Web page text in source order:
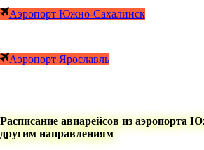
Аэропорт Южно-Сахалинск
Аэропорт Ярославль
Расписание авиарейсов из аэропорта
другим направлениям